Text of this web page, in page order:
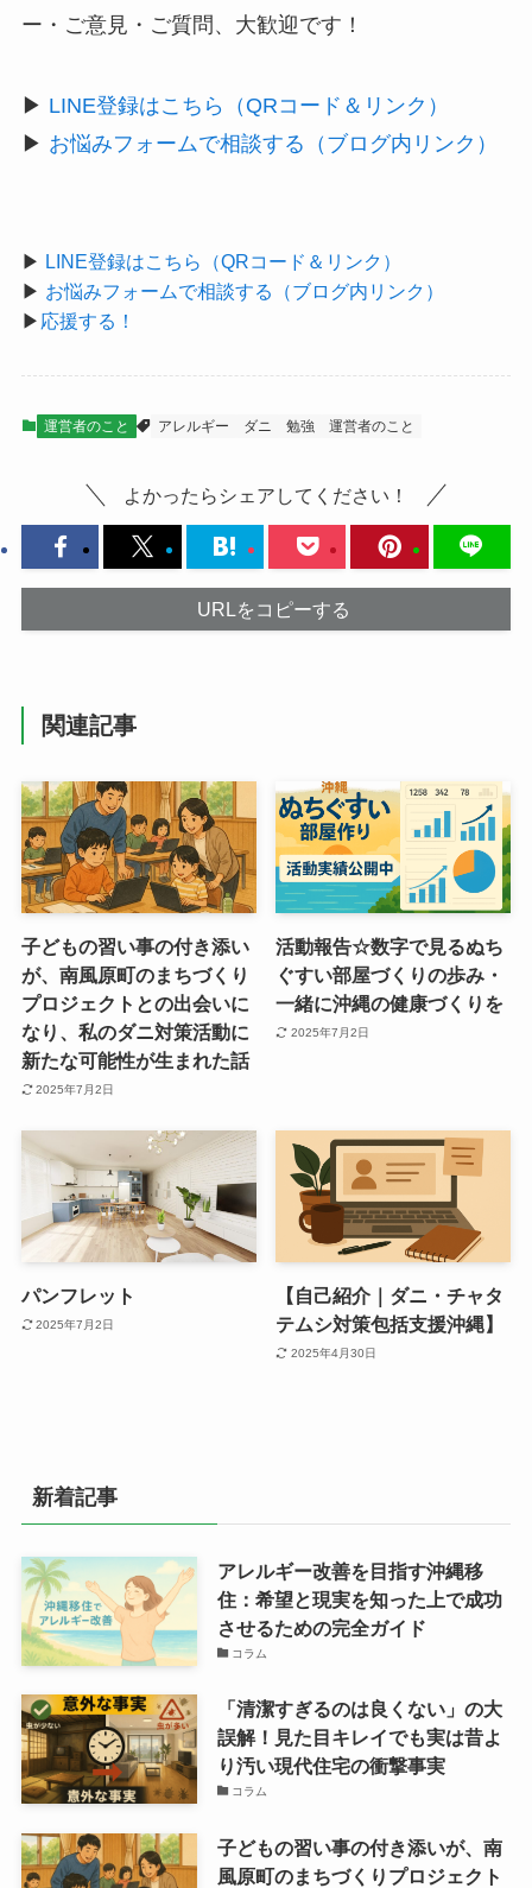
ー・ご意見・ご質問、大歓迎です！
▶ LINE登録はこちら（QRコード＆リンク）
▶ お悩みフォームで相談する（ブログ内リンク）
▶ LINE登録はこちら（QRコード＆リンク）
▶ お悩みフォームで相談する（ブログ内リンク）
▶ 応援する！
運営者のこと アレルギー ダニ 勉強 運営者のこと
よかったらシェアしてください！
URLをコピーする
関連記事
子どもの習い事の付き添い
が、南風原町のまちづくり
プロジェクトとの出会いに
なり、私のダニ対策活動に
新たな可能性が生まれた話
2025年7月2日
活動報告☆数字で見るぬち
ぐすい部屋づくりの歩み・
一緒に沖縄の健康づくりを
2025年7月2日
パンフレット
2025年7月2日
【自己紹介｜ダニ・チャタ
テムシ対策包括支援沖縄】
2025年4月30日
新着記事
アレルギー改善を目指す沖縄移
住：希望と現実を知った上で成功
させるための完全ガイド
コラム
「清潔すぎるのは良くない」の大
誤解！見た目キレイでも実は昔よ
り汚い現代住宅の衝撃事実
コラム
子どもの習い事の付き添いが、南
風原町のまちづくりプロジェクト